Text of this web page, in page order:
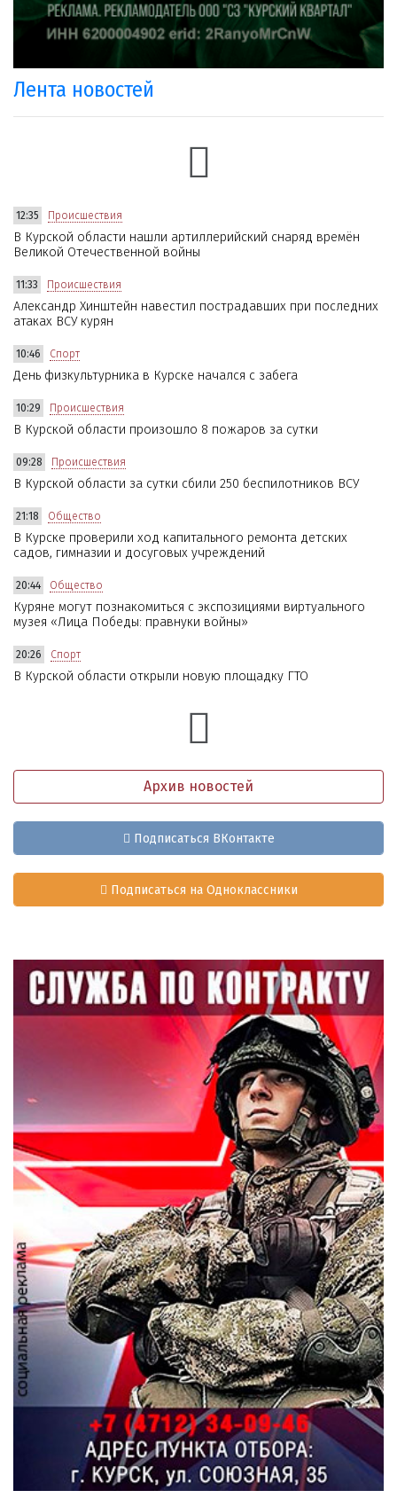
Лента новостей
12:35 Происшествия
В Курской области нашли артиллерийский снаряд времён
Великой Отечественной войны
11:33 Происшествия
Александр Хинштейн навестил пострадавших при последних
атаках ВСУ курян
10:46 Спорт
День физкультурника в Курске начался с забега
10:29 Происшествия
В Курской области произошло 8 пожаров за сутки
09:28 Происшествия
В Курской области за сутки сбили 250 беспилотников ВСУ
21:18 Общество
В Курске проверили ход капитального ремонта детских
садов, гимназии и досуговых учреждений
20:44 Общество
Куряне могут познакомиться с экспозициями виртуального
музея «Лица Победы: правнуки войны»
20:26 Спорт
В Курской области открыли новую площадку ГТО
Архив новостей
Подписаться ВКонтакте
Подписаться на Одноклассники